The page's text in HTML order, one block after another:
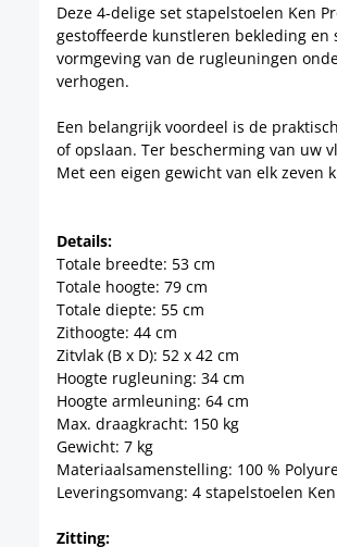
Deze 4-delige set stapelstoelen Ken
gestoffeerde kunstleren bekleding
vormgeving van de rugleuningen
verhogen.
Een belangrijk voordeel is de
of opslaan. Ter bescherming van uw
Met een eigen gewicht van elk
Details:
Totale breedte: 53 cm
Totale hoogte: 79 cm
Totale diepte: 55 cm
Zithoogte: 44 cm
Zitvlak (B x D): 52 x 42 cm
Hoogte rugleuning: 34 cm
Hoogte armleuning: 64 cm
Max. draagkracht: 150 kg
Gewicht: 7 kg
Materiaalsamenstelling: 100 %
Leveringsomvang: 4 stapelstoelen
Zitting: